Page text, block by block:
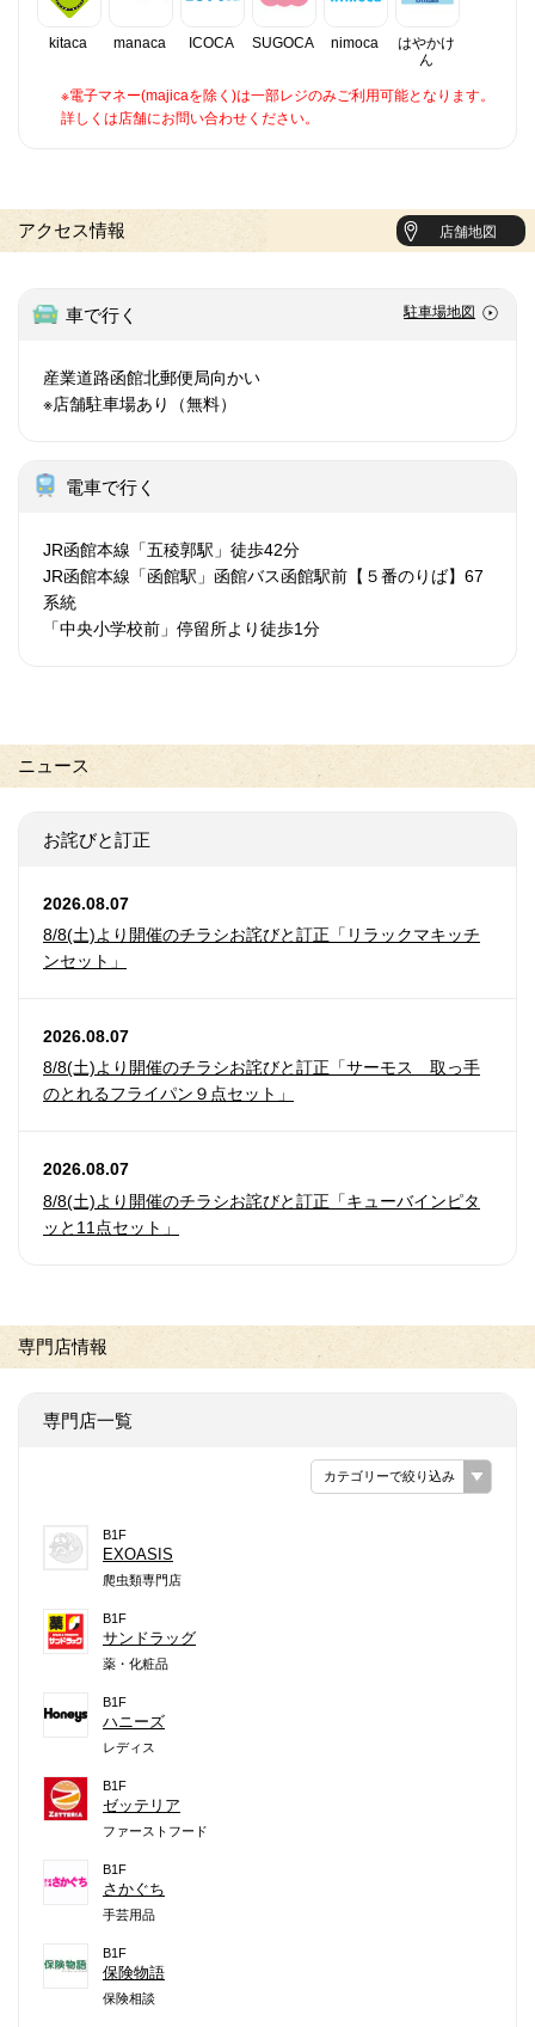
kitaca manaca ICOCA SUGOCA nimoca
はやかけ
ん
※電子マネー(majicaを除く)は一部レジのみご利用可能となります。
詳しくは店舗にお問い合わせください。
アクセス情報 店舗地図
車で行く 駐車場地図
産業道路函館北郵便局向かい
※店舗駐車場あり（無料）
電車で行く
JR函館本線「五稜郭駅」徒歩42分
JR函館本線「函館駅」函館バス函館駅前【５番のりば】67
系統
「中央小学校前」停留所より徒歩1分
ニュース
お詫びと訂正
2026.08.07
8/8(土)より開催のチラシお詫びと訂正「リラックマキッチ
ンセット」
2026.08.07
8/8(土)より開催のチラシお詫びと訂正「サーモス 取っ手
のとれるフライパン９点セット」
2026.08.07
8/8(土)より開催のチラシお詫びと訂正「キューバインピタ
ッと11点セット」
専門店情報
専門店一覧
カテゴリーで絞り込み
B1F
EXOASIS
爬虫類専門店
B1F
サンドラッグ
薬・化粧品
B1F
ハニーズ
レディス
B1F
ゼッテリア
ファーストフード
B1F
さかぐち
手芸用品
B1F
保険物語
保険相談